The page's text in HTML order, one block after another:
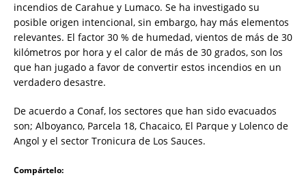
incendios de Carahue y Lumaco. Se ha investigado su
posible origen intencional, sin embargo, hay más elementos
relevantes. El factor 30 % de humedad, vientos de más de 30
kilómetros por hora y el calor de más de 30 grados, son los
que han jugado a favor de convertir estos incendios en un
verdadero desastre.
De acuerdo a Conaf, los sectores que han sido evacuados
son; Alboyanco, Parcela 18, Chacaico, El Parque y Lolenco de
Angol y el sector Tronicura de Los Sauces.
Compártelo: